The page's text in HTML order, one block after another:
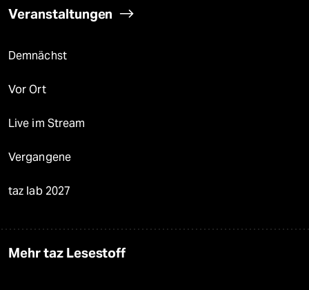
Veranstaltungen
Demnächst
Vor Ort
Live im Stream
Vergangene
taz lab 2027
Mehr taz Lesestoff